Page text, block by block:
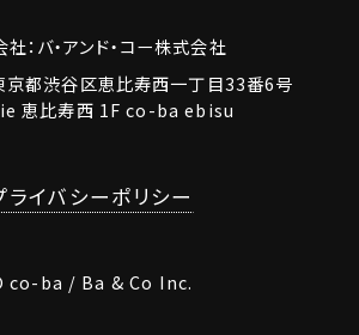
：バ・アンド・コー株式会社
都渋谷区恵比寿西一丁目33番6号
恵比寿西 1F co-ba ebisu
ライバシーポリシー
co-ba / Ba & Co Inc.